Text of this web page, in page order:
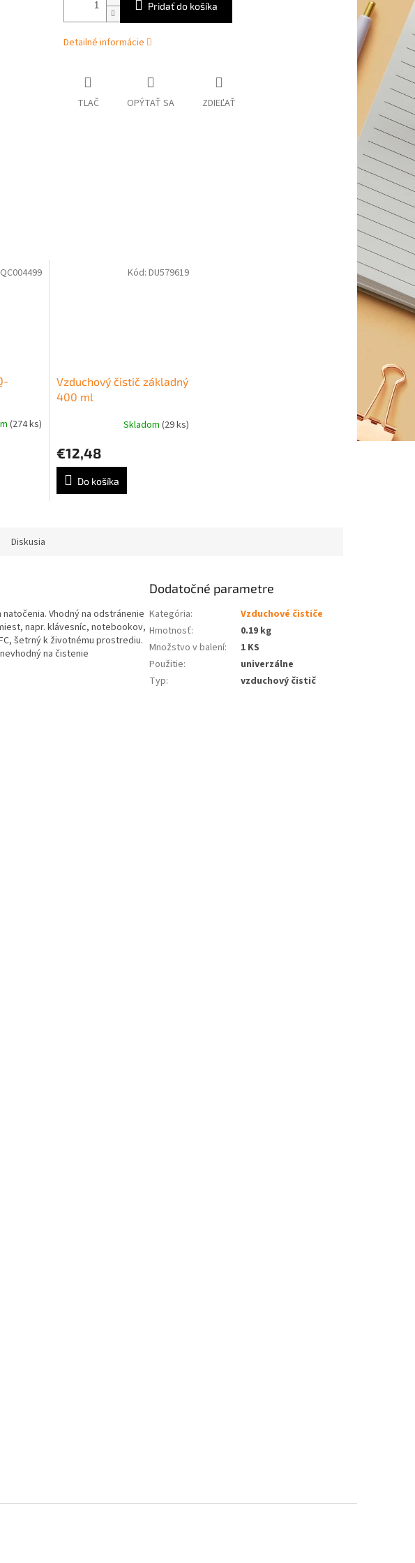
Pridať do košíka
Detailné informácie
TLAČ OPÝTAŤ SA ZDIEĽAŤ
(274 ks)
QC004499
Vzduchový čistič základný
400 ml
Skladom(29 ks)
€12,48
Do košíka
Kód:DU579619
Diskusia
Vhodný na odstránenie
napr. klávesníc, notebookov,
šetrný k životnému prostrediu.
na čistenie
Dodatočné parametre
Kategória:
Vzduchové čističe
Hmotnosť:
0.19 kg
Množstvo v balení:
1 KS
Použitie:
univerzálne
Typ: vzduchový čistič